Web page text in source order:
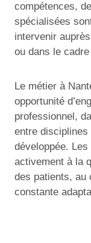
compétences,
spécialisées
intervenir
ou dans le
Le métier à
opportunité
professionnel,
entre
développée.
activement à la
des patients, au
constante